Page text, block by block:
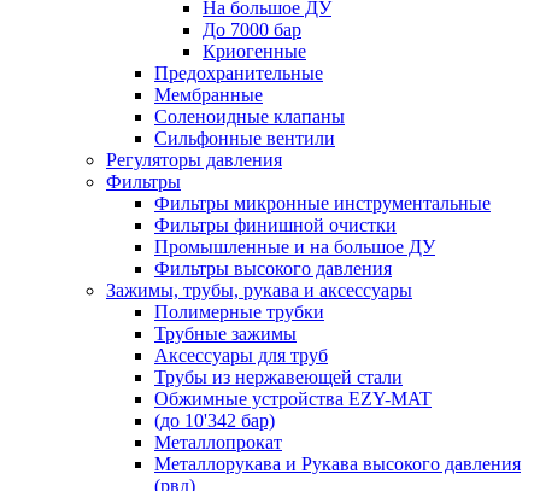
На большое ДУ
До 7000 бар
Криогенные
Предохранительные
Мембранные
Соленоидные клапаны
Сильфонные вентили
Регуляторы давления
Фильтры
Фильтры микронные инструментальные
Фильтры финишной очистки
Промышленные и на большое ДУ
Фильтры высокого давления
Зажимы, трубы, рукава и аксессуары
Полимерные трубки
Трубные зажимы
Аксессуары для труб
Трубы из нержавеющей стали
Обжимные устройства EZY-MAT
(до 10'342 бар)
Металлопрокат
Металлорукава и Рукава высокого давления
(рвд)